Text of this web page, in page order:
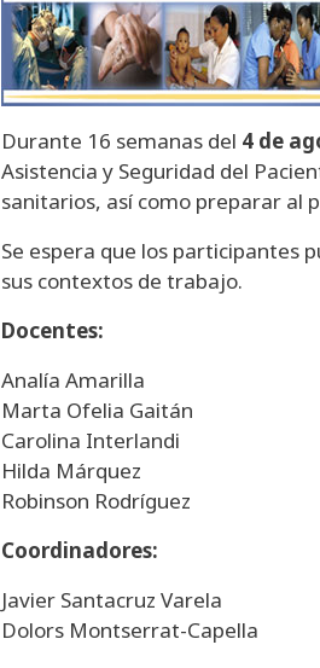
Durante 16 semanas del 4 de
Asistencia y Seguridad del
sanitarios, así como preparar al
Se espera que los participantes
sus contextos de trabajo.
Docentes:
Analía Amarilla
Marta Ofelia Gaitán
Carolina Interlandi
Hilda Márquez
Robinson Rodríguez
Coordinadores:
Javier Santacruz Varela
Dolors Montserrat-Capella